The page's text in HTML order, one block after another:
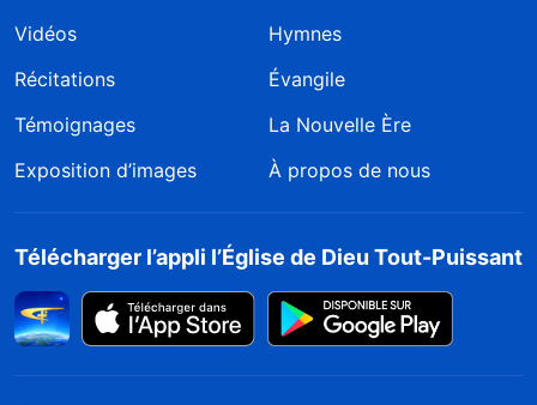
Vidéos
Hymnes
Récitations
Évangile
Témoignages
La Nouvelle Ère
Exposition d’images
À propos de nous
Télécharger l’appli l’Église de Dieu Tout-Puissant